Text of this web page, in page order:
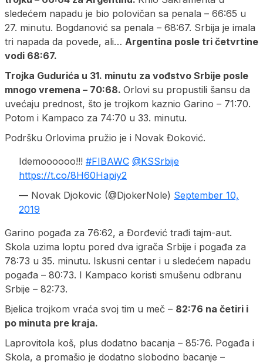
sledećem napadu je bio polovičan sa penala – 66:65 u
27. minutu. Bogdanović sa penala – 68:67. Srbija je imala
tri napada da povede, ali… Argentina posle tri četvrtine
vodi 68:67.
Trojka Gudurića u 31. minutu za vođstvo Srbije posle
mnogo vremena – 70:68. Orlovi su propustili šansu da
uvećaju prednost, što je trojkom kaznio Garino – 71:70.
Potom i Kampaco za 74:70 u 33. minutu.
Podršku Orlovima pružio je i Novak Đoković.
Idemoooooo!!! #FIBAWC @KSSrbije
https://t.co/8H60Hapiy2
— Novak Djokovic (@DjokerNole) September 10,
2019
Garino pogađa za 76:62, a Đorđević trađi tajm-aut.
Skola uzima loptu pored dva igrača Srbije i pogađa za
78:73 u 35. minutu. Iskusni centar i u sledećem napadu
pogađa – 80:73. I Kampaco koristi smušenu odbranu
Srbije – 82:73.
Bjelica trojkom vraća svoj tim u meč – 82:76 na četiri i
po minuta pre kraja.
Laprovitola koš, plus dodatno bacanja – 85:76. Pogađa i
Skola, a promašio je dodatno slobodno bacanje –